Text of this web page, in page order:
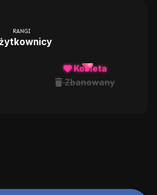
RANGI
Kobieta
Zbanowany